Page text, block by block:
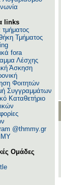
links
τμήματος
Τμήματος
fora
Λέσχης
Άσκηση
Φοιτητών
Συγγραμμάτων
Καταθετήριο
@thmmy.gr
Ομάδες